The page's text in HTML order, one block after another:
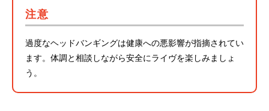
注意
過度なヘッドバンギングは健康への悪影響が指摘されてい
ます。体調と相談しながら安全にライヴを楽しみましょ
う。